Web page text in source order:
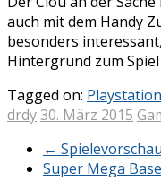
auch mit dem Handy
besonders
Hintergrund zum
Tagged on:
drdy30. März 2015
←
Super Mega